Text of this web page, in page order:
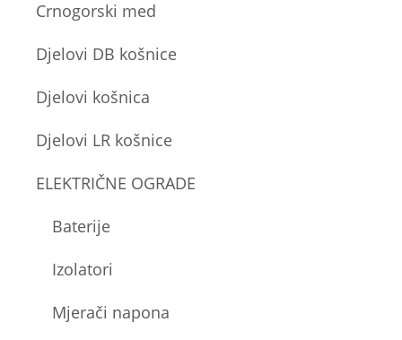
Crnogorski med
Djelovi DB košnice
Djelovi košnica
Djelovi LR košnice
ELEKTRIČNE OGRADE
Baterije
Izolatori
Mjerači napona